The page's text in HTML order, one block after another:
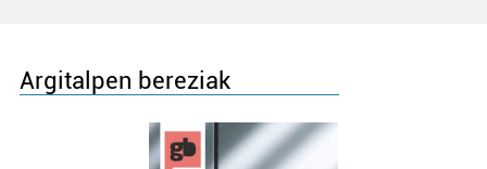
Argitalpen bereziak